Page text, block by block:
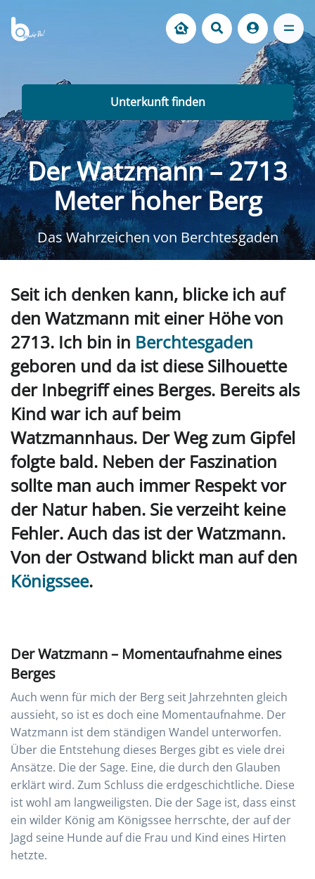
Unterkunft finden
Der Watzmann – 2713
Meter hoher Berg
Das Wahrzeichen von Berchtesgaden
Seit ich denken kann, blicke ich auf
den Watzmann mit einer Höhe von
2713. Ich bin in Berchtesgaden
geboren und da ist diese Silhouette
der Inbegriff eines Berges. Bereits als
Kind war ich auf beim
Watzmannhaus. Der Weg zum Gipfel
folgte bald. Neben der Faszination
sollte man auch immer Respekt vor
der Natur haben. Sie verzeiht keine
Fehler. Auch das ist der Watzmann.
Von der Ostwand blickt man auf den
Königssee.
Der Watzmann – Momentaufnahme eines
Berges
Auch wenn für mich der Berg seit Jahrzehnten gleich
aussieht, so ist es doch eine Momentaufnahme. Der
Watzmann ist dem ständigen Wandel unterworfen.
Über die Entstehung dieses Berges gibt es viele drei
Ansätze. Die der Sage. Eine, die durch den Glauben
erklärt wird. Zum Schluss die erdgeschichtliche. Diese
ist wohl am langweiligsten. Die der Sage ist, dass einst
ein wilder König am Königssee herrschte, der auf der
Jagd seine Hunde auf die Frau und Kind eines Hirten
hetzte.